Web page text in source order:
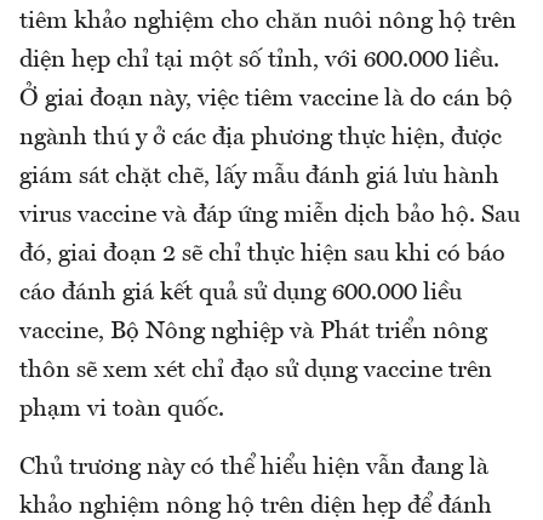
tiêm khảo nghiệm cho chăn nuôi nông hộ trên
diện hẹp chỉ tại một số tỉnh, với 600.000 liều.
Ở giai đoạn này, việc tiêm vaccine là do cán bộ
ngành thú y ở các địa phương thực hiện, được
giám sát chặt chẽ, lấy mẫu đánh giá lưu hành
virus vaccine và đáp ứng miễn dịch bảo hộ. Sau
đó, giai đoạn 2 sẽ chỉ thực hiện sau khi có báo
cáo đánh giá kết quả sử dụng 600.000 liều
vaccine, Bộ Nông nghiệp và Phát triển nông
thôn sẽ xem xét chỉ đạo sử dụng vaccine trên
phạm vi toàn quốc.
Chủ trương này có thể hiểu hiện vẫn đang là
khảo nghiệm nông hộ trên diện hẹp để đánh